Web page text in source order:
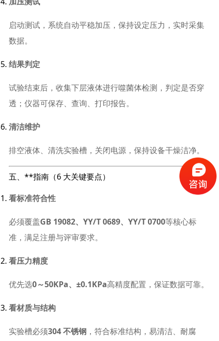
启动测试，系统自动平稳加压，保持设定压力，实时采集
数据。
结果判定
试验结束后，收集下层液体进行噬菌体检测，判定是否穿
透；仪器可保存、查询、打印报告。
清洁维护
排空液体、清洗实验槽，关闭电源，保持设备干燥洁净。
五、**指南（6 大关键要点）
看标准符合性
必须覆盖GB 19082、YY/T 0689、YY/T 0700等核心标
准，满足注册与评审要求。
看压力精度
优先选0～50KPa、±0.1KPa高精度配置，保证数据可靠。
看材质与结构
实验槽必须304 不锈钢 ，符合标准结构，易清洁、耐腐